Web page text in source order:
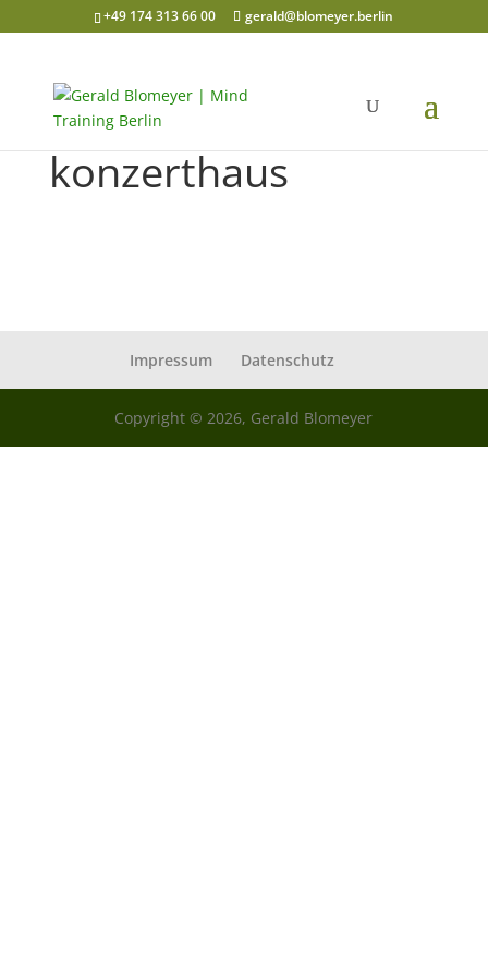
+49 174 313 66 00 gerald@blomeyer.berlin
konzerthaus
Impressum Datenschutz
Copyright © 2026, Gerald Blomeyer